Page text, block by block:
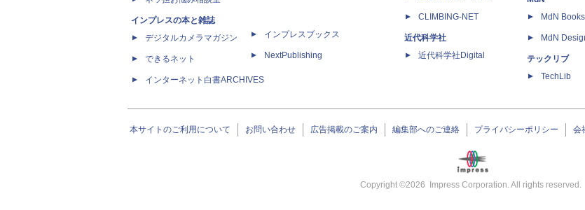
インプレスの本と雑誌
デジタルカメラマガジン
できるネット
インターネット白書ARCHIVES
インプレスブックス
NextPublishing
CLIMBING-NET
近代科学社
近代科学社Digital
MdN Books
MdN
テックリブ
TechLib
本サイトのご利用について お問い合わせ 広告掲載のご案内 編集部へのご連絡 プライバシーポリシー 会
Copyright ©2026 Impress Corporation. All rights reserved.